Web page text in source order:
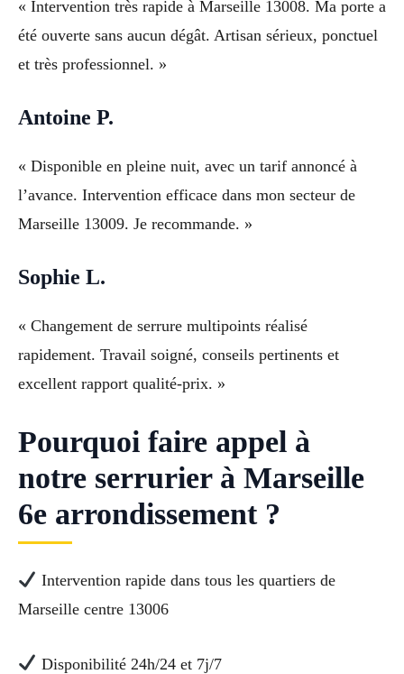
« Intervention très rapide à Marseille 13008. Ma porte a
été ouverte sans aucun dégât. Artisan sérieux, ponctuel
et très professionnel. »
Antoine P.
« Disponible en pleine nuit, avec un tarif annoncé à
l’avance. Intervention efficace dans mon secteur de
Marseille 13009. Je recommande. »
Sophie L.
« Changement de serrure multipoints réalisé
rapidement. Travail soigné, conseils pertinents et
excellent rapport qualité-prix. »
Pourquoi faire appel à
notre serrurier à Marseille
6e arrondissement ?
Intervention rapide dans tous les quartiers de
Marseille centre 13006
Disponibilité 24h/24 et 7j/7